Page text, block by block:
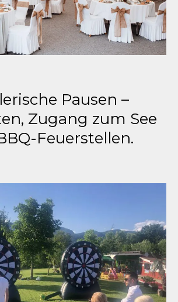
Pausen –
Zugang zum See
Feuerstellen.